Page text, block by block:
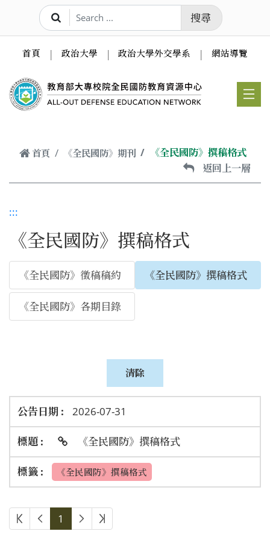
跳到主要內容
搜尋
首頁 政治大學 政治大學外交學系 網站導覽
首頁 《全民國防》期刊
《全民國防》撰稿格式
返回上一層
:::
《全民國防》撰稿格式
《全民國防》徵稿稿約 《全民國防》撰稿格式
《全民國防》各期目錄
2026-07-31
《全民國防》撰稿格式
《全民國防》撰稿格式
1